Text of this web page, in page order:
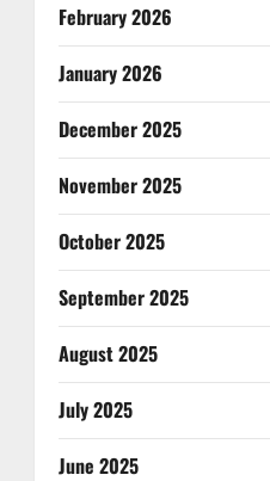
February 2026
January 2026
December 2025
November 2025
October 2025
September 2025
August 2025
July 2025
June 2025